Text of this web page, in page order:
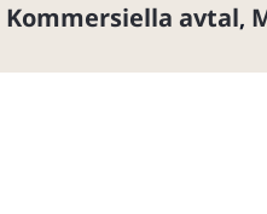
Kommersiella avtal,